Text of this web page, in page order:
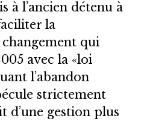
à l’ancien détenu à
la
qui
avec la «loi
l’abandon
strictement
d’une gestion plus